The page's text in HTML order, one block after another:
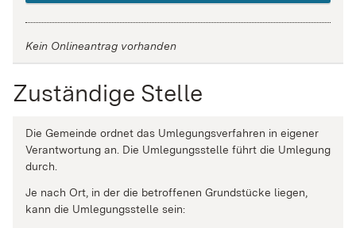
Kein Onlineantrag vorhanden
Zuständige Stelle
Die Gemeinde ordnet das Umlegungsverfahren in eigener
Verantwortung an. Die Umlegungsstelle führt die Umlegung
durch.
Je nach Ort, in der die betroffenen Grundstücke liegen,
kann die Umlegungsstelle sein: